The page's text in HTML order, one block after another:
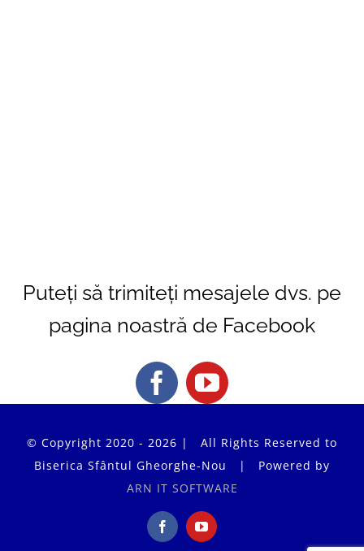
Puteți să trimiteți mesajele dvs. pe
pagina noastră de Facebook
© Copyright 2020 - 2026 | All Rights Reserved to
Biserica Sfântul Gheorghe-Nou | Powered by
ARN IT SOFTWARE